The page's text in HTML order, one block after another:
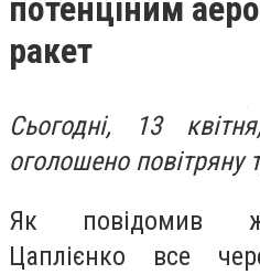
потенціним
ракет
Сьогодні, 13
оголошено повітряну
Як повідомив
Цаплієнко все